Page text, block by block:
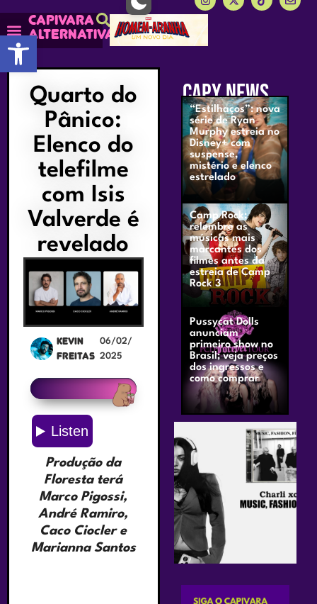
Abrir a barra de ferramentas
Capivara
alternativa
Quarto do
Pânico:
Elenco do
telefilme
com Isis
Valverde é
revelado
Kevin
Freitas
06/02/
2025
Produção da
Floresta terá
Marco Pigossi,
André Ramiro,
Caco Ciocler e
Marianna Santos
CAPY NEWS
“Estilhaços”: nova
série de Ryan
Murphy estreia no
Disney+ com
suspense,
mistério e elenco
estrelado
Camp Rock:
relembre as
músicas mais
marcantes dos
filmes antes da
estreia de Camp
Rock 3
Pussycat Dolls
anunciam
primeiro show no
Brasil; veja preços
dos ingressos e
como comprar